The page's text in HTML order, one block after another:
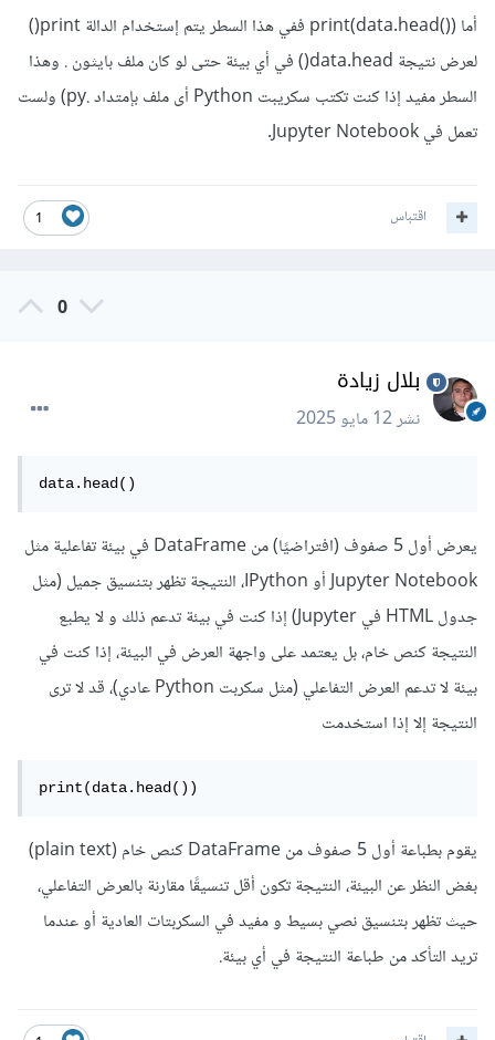
أما print(data.head()) ففي هذا السطر يتم إستخدام الدالة print()
لعرض نتيجة data.head() في أي بيئة حتى لو كان ملف بايثون . وهذا
السطر مفيد إذا كنت تكتب سكريبت Python أى ملف بإمتداد .py) ولست
تعمل في Jupyter Notebook.
1 اقتباس
0
بلال زيادة
نشر12 مايو 2025
data.head()
يعرض أول 5 صفوف (افتراضيًا) من DataFrame في بيئة تفاعلية مثل
Jupyter Notebook أو IPython، النتيجة تظهر بتنسيق جميل (مثل
جدول HTML في Jupyter) إذا كنت في بيئة تدعم ذلك و لا يطبع
النتيجة كنص خام، بل يعتمد على واجهة العرض في البيئة، إذا كنت في
بيئة لا تدعم العرض التفاعلي (مثل سكربت Python عادي)، قد لا ترى
النتيجة إلا إذا استخدمت
print(data.head())
يقوم بطباعة أول 5 صفوف من DataFrame كنص خام (plain text)
بغض النظر عن البيئة، النتيجة تكون أقل تنسيقًا مقارنة بالعرض التفاعلي،
حيث تظهر بتنسيق نصي بسيط و مفيد في السكربتات العادية أو عندما
تريد التأكد من طباعة النتيجة في أي بيئة.